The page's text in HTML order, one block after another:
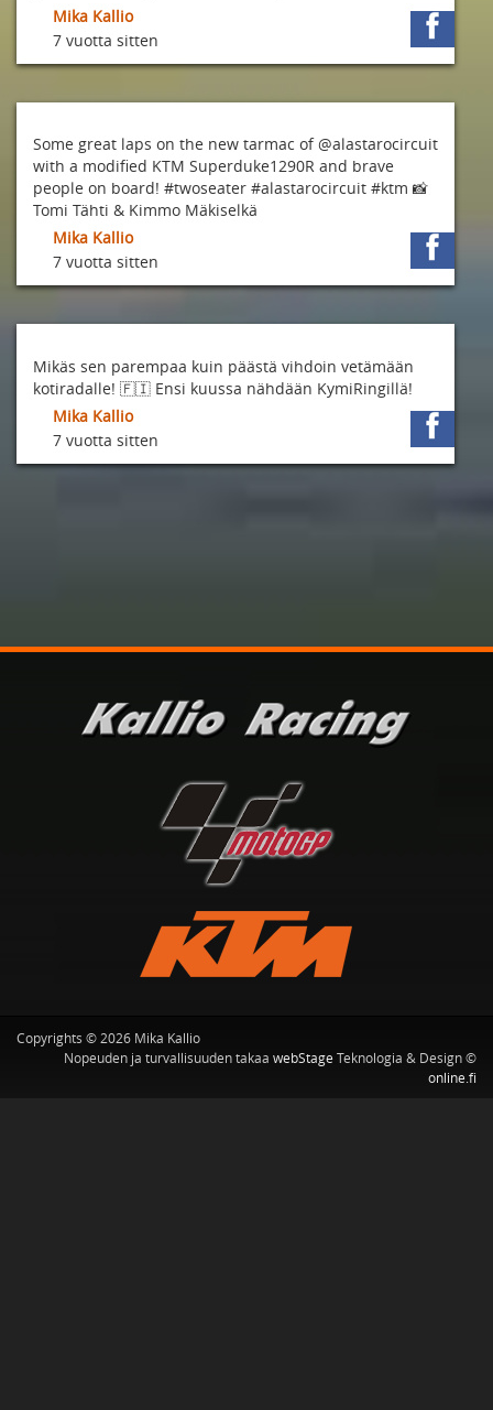
Mika Kallio
7 vuotta sitten
Some great laps on the new tarmac of @alastarocircuit
with a modified KTM Superduke1290R and brave
people on board! #twoseater #alastarocircuit #ktm 📸
Tomi Tähti & Kimmo Mäkiselkä
Mika Kallio
7 vuotta sitten
Mikäs sen parempaa kuin päästä vihdoin vetämään
kotiradalle! 🇫🇮 Ensi kuussa nähdään KymiRingillä!
Mika Kallio
7 vuotta sitten
Copyrights © 2026 Mika Kallio
Nopeuden ja turvallisuuden takaa webStageTeknologia & Design ©
online.fi